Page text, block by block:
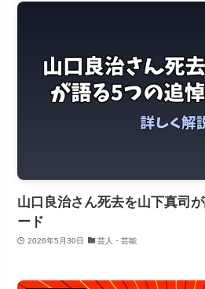
山口良治さん死去を山下真司
ード
2026年5月30日 芸人・芸能